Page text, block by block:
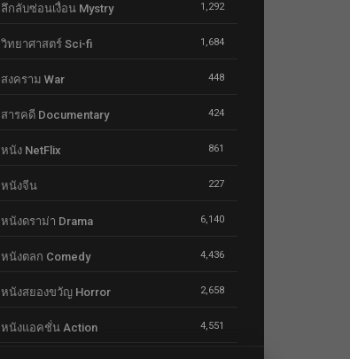
ลึกลับซ่อนเงื่อน Mystry 1,292
วิทยาศาสตร์ Sci-fi 1,684
สงคราม War 448
สารคดี Documentary 424
หนัง NetFlix 861
หนังจีน 227
หนังดราม่า Drama 6,140
หนังตลก Comedy 4,436
หนังสยองขวัญ Horror 2,658
หนังแอคชั่น Action 4,551